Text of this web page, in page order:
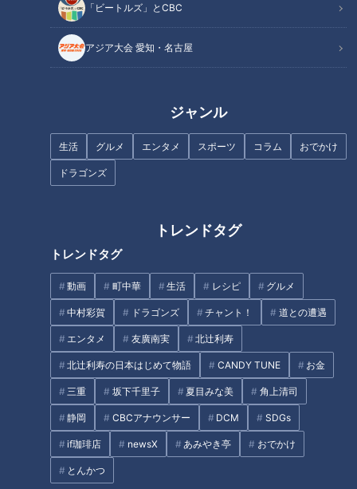
「ビートルズ」とCBC
アジア大会 愛知・名古屋
ジャンル
生活 グルメ エンタメ スポーツ コラム おでかけ
ドラゴンズ
トレンドタグ
トレンドタグ
動画 町中華 生活 レシピ グルメ
中村彩賀 ドラゴンズ チャント！ 道との遭遇
エンタメ 友廣南実 北辻利寿
北辻利寿の日本はじめて物語 CANDY TUNE お金
三重 坂下千里子 夏目みな美 角上清司
静岡 CBCアナウンサー DCM SDGs
if珈琲店 newsX あみやき亭 おでかけ
とんかつ
しかし、長く活動すればする分「俳優や歌手として1人で活動
したい」というように、方向性に迷いが生じたり、結婚やこど
ものことを考えたりするメンバが出るのは自然なこと。
を向いて26年半やったというのは、ありえへんことやろうな
と思うんですね」と中西さんは語りました。
竹地は「ゴールデンタイムで、5人みんながドラマの主役をや
ってるんですよね」と語る一方で、中西さんは「悲しいことや
と思うんですけど、国民的グループは今後出てこないと思いま
す」とコメント。
現在もSnow ManやSixTONESなどがゴールデンタイムのバラ
エティ番組で活躍していますが、今はエンタメの細分化によ
り、なかなか国民的なグループが生まれるのは難しい土壌とな
っています。